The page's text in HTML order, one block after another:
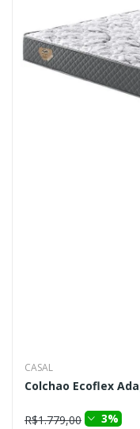
CASAL
Colchao Ecoflex
R$1.779,00 3%